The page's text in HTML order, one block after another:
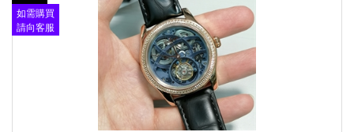
如需購買
請向客服